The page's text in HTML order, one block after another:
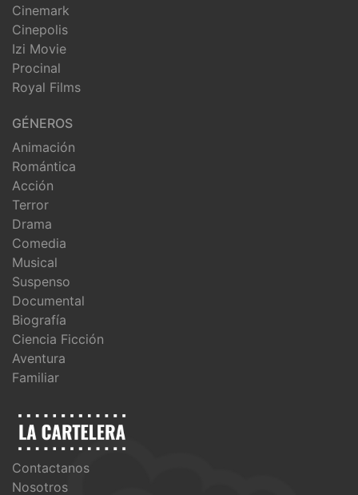
Cinemark
Cinepolis
Izi Movie
Procinal
Royal Films
GÉNEROS
Animación
Romántica
Acción
Terror
Drama
Comedia
Musical
Suspenso
Documental
Biografía
Ciencia Ficción
Aventura
Familiar
Contactanos
Nosotros